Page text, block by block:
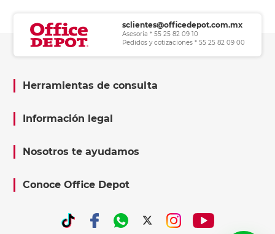
sclientes@officedepot.com.mx
Asesoría * 55 25 82 09 10
Pedidos y cotizaciones * 55 25 82 09 00
Herramientas de consulta
Información legal
Nosotros te ayudamos
Conoce Office Depot